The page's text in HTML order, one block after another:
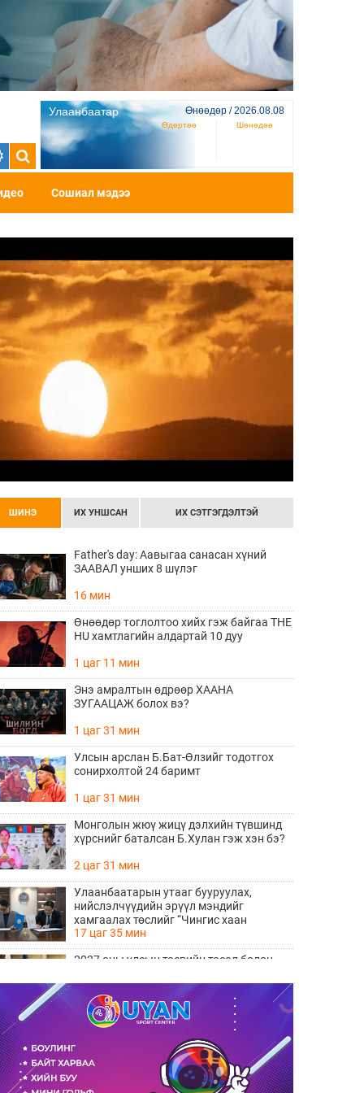
Улаанбаатар Өнөөдөр / 2026.08.08
Өдөртөө Шөнөдөө
Сошиал мэдээ
ШИНЭ ИХ УНШСАН ИХ СЭТГЭГДЭЛТЭЙ
Father's day: Аавыгаа санасан хүний
ЗААВАЛ унших 8 шүлэг
16 мин
Өнөөдөр тоглолтоо хийх гэж байгаа THE
HU хамтлагийн алдартай 10 дуу
1 цаг 11 мин
Энэ амралтын өдрөөр ХААНА
ЗУГААЦАЖ болох вэ?
1 цаг 31 мин
Улсын арслан Б.Бат-Өлзийг тодотгох
сонирхолтой 24 баримт
1 цаг 31 мин
Монголын жюү жицү дэлхийн түвшинд
хүрснийг баталсан Б.Хулан гэж хэн бэ?
2 цаг 31 мин
Улаанбаатарын утааг бууруулах,
нийслэлчүүдийн эрүүл мэндийг
хамгаалах төслийг “Чингис хаан
баялгийн сан нэгдэл” ХХК-тай хамтран
хэрэгжүүлнэ
17 цаг 35 мин
2027 оны улсын төсвийн төсөл болон
олон нийтийн хэлэлцүүлэг боллоо
17 цаг 53 мин
Нийгмийн даатгалын сангийн хөрөнгө
7.6 тэрбум төгрөгөөр арвижлаа
18 цаг 12 мин